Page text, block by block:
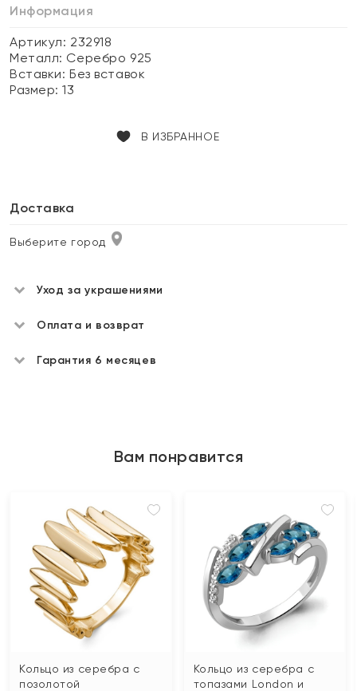
Информация
Артикул: 232918
Металл: Серебро 925
Вставки:Без вставок
Размер:13
В ИЗБРАННОЕ
Доставка
Выберите город
Уход за украшениями
Оплата и возврат
Гарантия 6 месяцев
Вам понравится
Кольцо из серебра с
позолотой
Кольцо из серебра с
топазами London и